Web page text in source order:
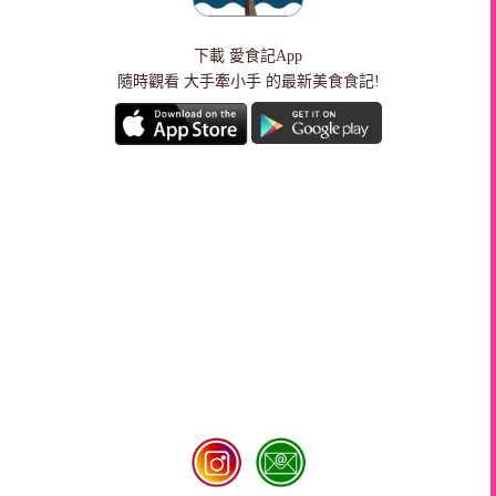
下載 愛食記App
隨時觀看 大手牽小手 的最新美食食記!